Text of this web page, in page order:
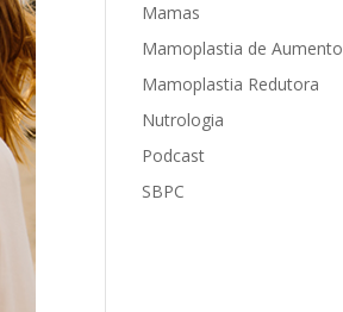
Mamas
Mamoplastia de Aumento
Mamoplastia Redutora
Nutrologia
Podcast
SBPC